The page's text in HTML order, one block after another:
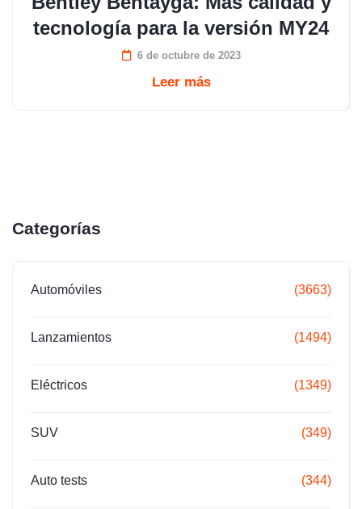
tecnología para la versión MY24
6 de octubre de 2023
Leer más
Categorías
Automóviles (3663)
Lanzamientos (1494)
Eléctricos (1349)
SUV (349)
Auto tests (344)